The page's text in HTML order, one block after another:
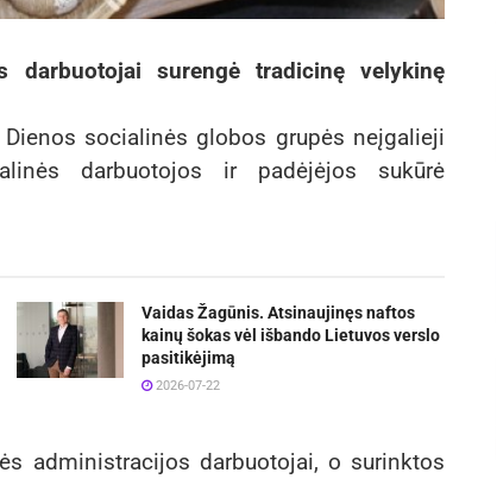
darbuotojai surengė tradicinę velykinę
socialinės globos grupės neįgalieji
darbuotojos ir padėjėjos sukūrė
Vaidas Žagūnis. Atsinaujinęs naftos
kainų šokas vėl išbando Lietuvos verslo
pasitikėjimą
2026-07-22
administracijos darbuotojai, o surinktos